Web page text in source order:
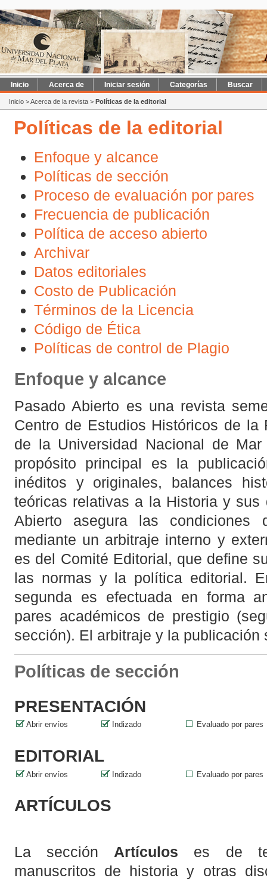
Inicio Acerca de Iniciar sesión Categorías Buscar
Inicio >Acerca de la revista > Políticas de la editorial
Políticas de la editorial
Enfoque y alcance
Políticas de sección
Proceso de evaluación por pares
Frecuencia de publicación
Política de acceso abierto
Archivar
Datos editoriales
Costo de Publicación
Términos de la Licencia
Código de Ética
Políticas de control de Plagio
Enfoque y alcance
Pasado Abierto es una revista
Centro de Estudios Históricos de la
de la Universidad Nacional de
propósito principal es la
inéditos y originales, balances
teóricas relativas a la Historia y sus
Abierto asegura las condiciones
mediante un arbitraje interno y
es del Comité Editorial, que define
las normas y la política editorial.
segunda es efectuada en forma
pares académicos de prestigio
sección). El arbitraje y la publicación
Políticas de sección
PRESENTACIÓN
Abrir envíos Indizado Evaluado por pares
EDITORIAL
Abrir envíos Indizado Evaluado por pares
ARTÍCULOS
La sección Artículos es de
manuscritos de historia y otras